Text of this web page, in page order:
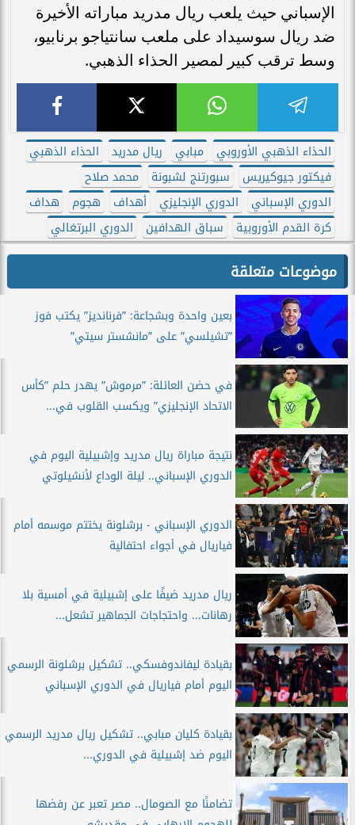
الإسباني حيث يلعب ريال مدريد مباراته الأخيرة
ضد ريال سوسيداد على ملعب سانتياجو برنابيو،
وسط ترقب كبير لمصير الحذاء الذهبي.
الحذاء الذهبي الأوروبي مبابي ريال مدريد
الحذاء الذهبي
فيكتور جيوكيريس
سبورتنج لشبونة
محمد صلاح
الدوري الإسباني
الدوري الإنجليزي أهداف هجوم
هداف
كرة القدم الأوروبية
سباق الهدافين الدوري البرتغالي
موضوعات متعلقة
بعين واحدة وبشجاعة: ”فرنانديز” يكتب فوز
”تشيلسي” على ”مانشستر سيتي”
في حضن العائلة: ”مرموش” يهدر حلم ”كأس
الاتحاد الإنجليزي” ويكسب القلوب في...
نتيجة مباراة ريال مدريد وإشبيلية اليوم في
الدوري الإسباني.. ليلة الوداع لأنشيلوتي
الدوري الإسباني - برشلونة يختتم موسمه أمام
فياريال في أجواء احتفالية
ريال مدريد ضيفًا على إشبيلية في أمسية بلا
رهانات... واحتجاجات الجماهير تشعل...
بقيادة ليفاندوفسكي.. تشكيل برشلونة الرسمي
اليوم أمام فياريال في الدوري الإسباني
بقيادة كليان مبابي.. تشكيل ريال مدريد الرسمي
اليوم ضد إشبيلية في الدوري...
تضامنًا مع الصومال.. مصر تعبر عن رفضها